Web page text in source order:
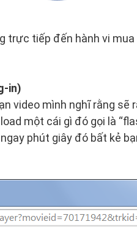
trực tiếp đến hành vi
in)
video mình nghĩ rằng sẽ
một cái gì đó gọi là
phút giây đó bất kẻ